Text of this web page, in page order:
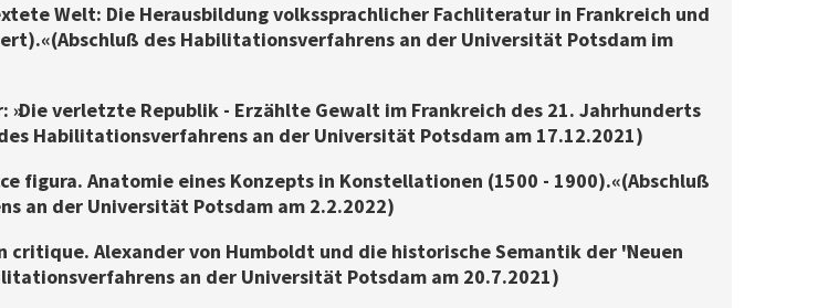
Welt: Die Herausbildung volkssprachlicher Fachliteratur in Frankreich und
(Abschluß des Habilitationsverfahrens an der Universität Potsdam im
»Die verletzte Republik - Erzählte Gewalt im Frankreich des 21. Jahrhunderts
Habilitationsverfahrens an der Universität Potsdam am 17.12.2021)
figura. Anatomie eines Konzepts in Konstellationen (1500 - 1900).« (Abschluß
an der Universität Potsdam am 2.2.2022)
critique. Alexander von Humboldt und die historische Semantik der "Neuen
an der Universität Potsdam am 20.7.2021)